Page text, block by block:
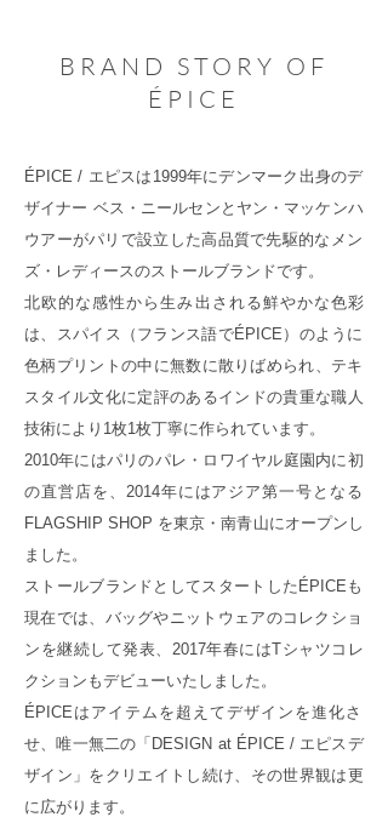
BRAND STORY OF
ÉPICE
ÉPICE / エピスは1999年にデンマーク出身のデ
ザイナー ベス・ニールセンとヤン・マッケンハ
ウアーがパリで設立した高品質で先駆的なメン
ズ・レディースのストールブランドです。
北欧的な感性から生み出される鮮やかな色彩
は、スパイス（フランス語でÉPICE）のように
色柄プリントの中に無数に散りばめられ、テキ
スタイル文化に定評のあるインドの貴重な職人
技術により1枚1枚丁寧に作られています。
2010年にはパリのパレ・ロワイヤル庭園内に初
の直営店を、2014年にはアジア第一号となる
FLAGSHIP SHOP を東京・南青山にオープンし
ました。
ストールブランドとしてスタートしたÉPICEも
現在では、バッグやニットウェアのコレクショ
ンを継続して発表、2017年春にはTシャツコレ
クションもデビューいたしました。
ÉPICEはアイテムを超えてデザインを進化さ
せ、唯一無二の「DESIGN at ÉPICE / エピスデ
ザイン」をクリエイトし続け、その世界観は更
に広がります。